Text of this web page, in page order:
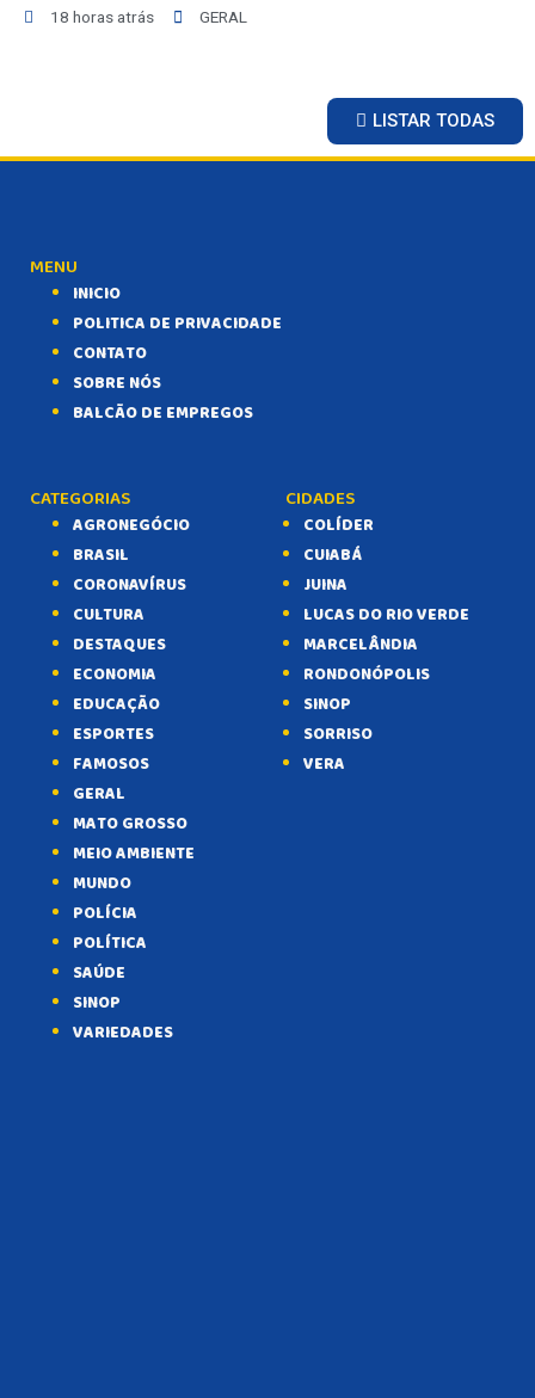
18 horas atrás GERAL
LISTAR TODAS
MENU
INICIO
POLITICA DE PRIVACIDADE
CONTATO
SOBRE NÓS
BALCÃO DE EMPREGOS
CATEGORIAS
AGRONEGÓCIO
BRASIL
CORONAVÍRUS
CULTURA
DESTAQUES
ECONOMIA
EDUCAÇÃO
ESPORTES
FAMOSOS
GERAL
MATO GROSSO
MEIO AMBIENTE
MUNDO
POLÍCIA
POLÍTICA
SAÚDE
SINOP
VARIEDADES
CIDADES
COLÍDER
CUIABÁ
JUINA
LUCAS DO RIO VERDE
MARCELÂNDIA
RONDONÓPOLIS
SINOP
SORRISO
VERA